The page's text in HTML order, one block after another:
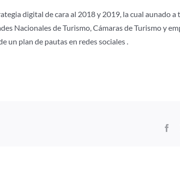
digital de cara al 2018 y 2019, la cual aunado
Nacionales de Turismo, Cámaras de Turismo y
plan de pautas en redes sociales .